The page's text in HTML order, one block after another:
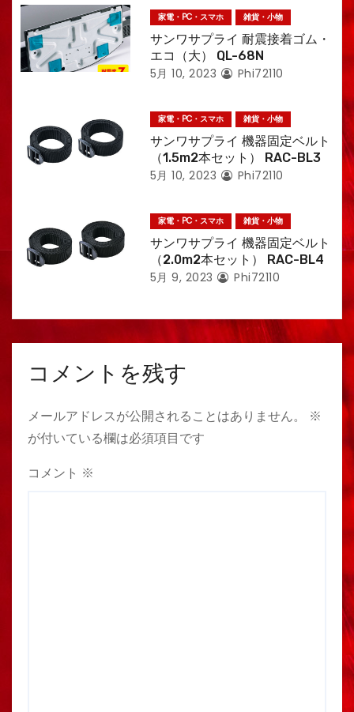
家電・PC・スマホ 雑貨・小物
サンワサプライ 耐震接着ゴム・
エコ（大） QL-68N
5月 10, 2023 Phi72110
家電・PC・スマホ 雑貨・小物
サンワサプライ 機器固定ベルト
（1.5m2本セット） RAC-BL3
5月 10, 2023 Phi72110
家電・PC・スマホ 雑貨・小物
サンワサプライ 機器固定ベルト
（2.0m2本セット） RAC-BL4
5月 9, 2023 Phi72110
コメントを残す
メールアドレスが公開されることはありません。
※
が付いている欄は必須項目です
コメント ※